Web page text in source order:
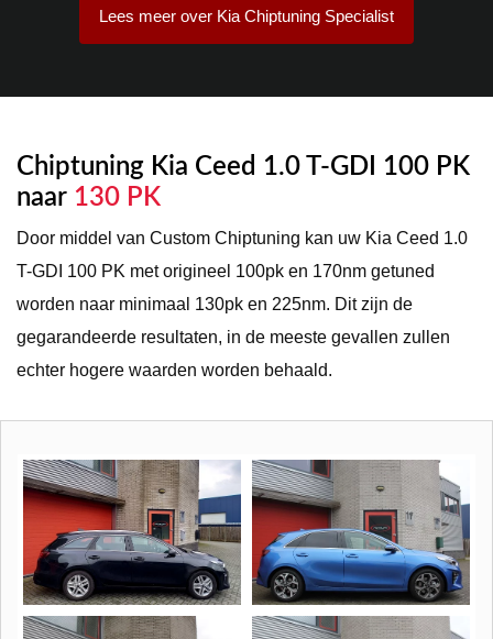
Lees meer over Kia Chiptuning Specialist
Chiptuning Kia Ceed 1.0 T-GDI 100 PK
naar 130 PK
Door middel van Custom Chiptuning kan uw Kia Ceed 1.0
T-GDI 100 PK met origineel 100pk en 170nm getuned
worden naar minimaal 130pk en 225nm. Dit zijn de
gegarandeerde resultaten, in de meeste gevallen zullen
echter hogere waarden worden behaald.